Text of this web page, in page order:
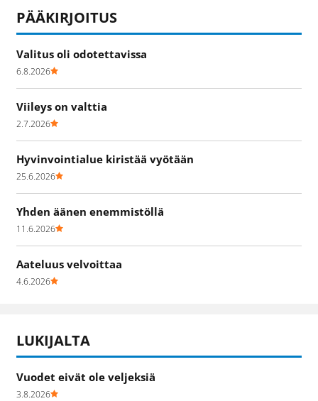
PÄÄKIRJOITUS
Valitus oli odotettavissa
6.8.2026
Viileys on valttia
2.7.2026
Hyvinvointialue kiristää vyötään
25.6.2026
Yhden äänen enemmistöllä
11.6.2026
Aateluus velvoittaa
4.6.2026
LUKIJALTA
Vuodet eivät ole veljeksiä
3.8.2026